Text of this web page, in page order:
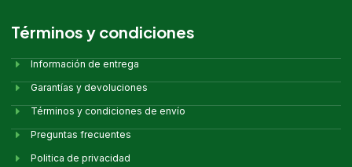
Términos y condiciones
Información de entrega
Garantías y devoluciones
Términos y condiciones de envío
Preguntas frecuentes
Politica de privacidad